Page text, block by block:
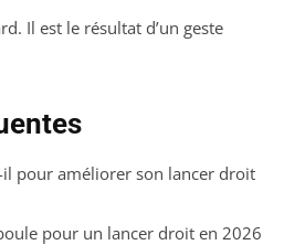
Il est le résultat d’un geste
pour améliorer son lancer droit
pour un lancer droit en 2026